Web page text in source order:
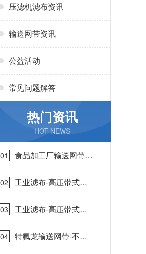
压滤机滤布资讯
输送网带资讯
公益活动
常见问题解答
热门资讯
— HOT NEWS —
01
食品加工厂输送网带哪
里有-耐温耐磨{丹娜鸶
过滤}
02
工业滤布-高压带式滤
布需要高强耐磨吗{丹
娜鸶过滤}
03
工业滤布-高压带式滤
布一定要高强耐磨{丹
娜鸶过滤}
04
特氟龙输送网带-不惧
高温{丹娜鸶过滤}